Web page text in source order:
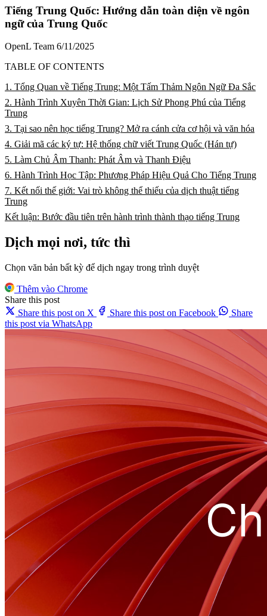
Tiếng Trung Quốc: Hướng dẫn toàn diện về ngôn
ngữ của Trung Quốc
OpenL Team 6/11/2025
TABLE OF CONTENTS
1. Tổng Quan về Tiếng Trung: Một Tấm Thảm Ngôn Ngữ Đa Sắc
2. Hành Trình Xuyên Thời Gian: Lịch Sử Phong Phú của Tiếng
Trung
3. Tại sao nên học tiếng Trung? Mở ra cánh cửa cơ hội và văn hóa
4. Giải mã các ký tự: Hệ thống chữ viết Trung Quốc (Hán tự)
5. Làm Chủ Âm Thanh: Phát Âm và Thanh Điệu
6. Hành Trình Học Tập: Phương Pháp Hiệu Quả Cho Tiếng Trung
7. Kết nối thế giới: Vai trò không thể thiếu của dịch thuật tiếng
Trung
Kết luận: Bước đầu tiên trên hành trình thành thạo tiếng Trung
Dịch mọi nơi, tức thì
Chọn văn bản bất kỳ để dịch ngay trong trình duyệt
Thêm vào Chrome
Share this post
Share this post on X
Share this post on Facebook
Share
this post via WhatsApp